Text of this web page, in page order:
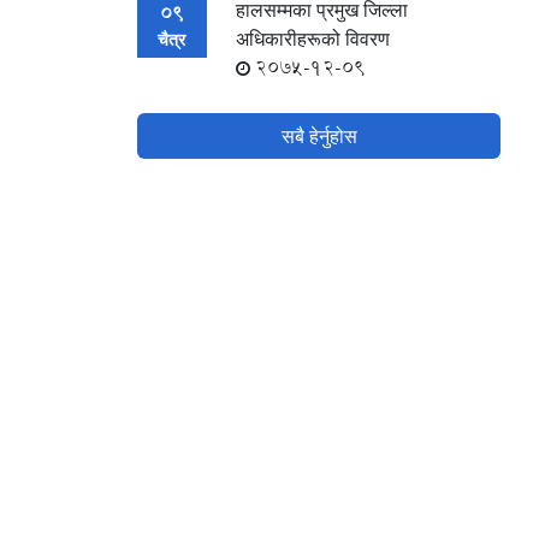
09
चैत्र
हालसम्मका प्रमुख जिल्ला
अधिकारीहरूको विवरण
2075-12-09
सबै हेर्नुहोस